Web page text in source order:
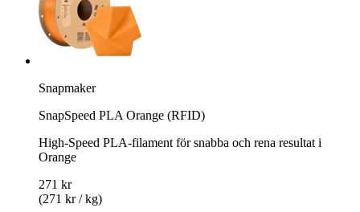
Snapmaker
SnapSpeed PLA Orange (RFID)
High-Speed PLA-filament för snabba och rena resultat i
Orange
271 kr
(271 kr / kg)